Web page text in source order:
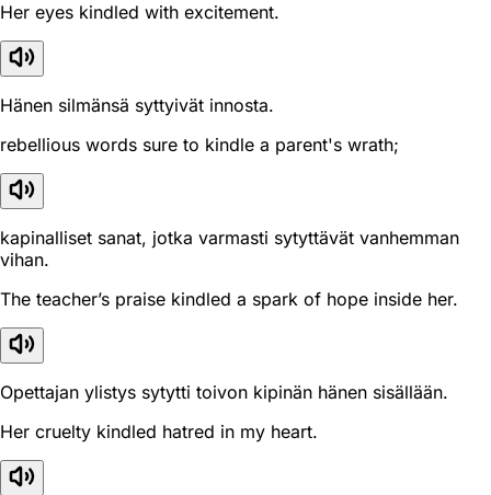
Her eyes kindled with excitement.
Hänen silmänsä syttyivät innosta.
rebellious words sure to kindle a parent's wrath;
kapinalliset sanat, jotka varmasti sytyttävät vanhemman
vihan.
The teacher’s praise kindled a spark of hope inside her.
Opettajan ylistys sytytti toivon kipinän hänen sisällään.
Her cruelty kindled hatred in my heart.